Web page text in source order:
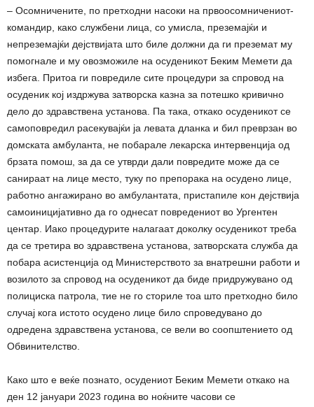
– Осомничените, по претходни насоки на првоосомничениот-
командир, како службени лица, со умисла, преземајќи и
непреземајќи дејствијата што биле должни да ги преземат му
помогнале и му овозможиле на осуденикот Беким Мемети да
избега. Притоа ги повредиле сите процедури за спровод на
осуденик кој издржува затворска казна за потешко кривично
дело до здравствена установа. Па така, откако осуденикот се
самоповредил расекувајќи ја левата дланка и бил преврзан во
домската амбуланта, не побарале лекарска интервенција од
брзата помош, за да се утврди дали повредите може да се
санираат на лице место, туку по препорака на осудено лице,
работно ангажирано во амбулантата, пристапиле кон дејствија
самоиницијативно да го однесат повредениот во Ургентен
центар. Иако процедурите налагаат доколку осуденикот треба
да се третира во здравствена установа, затворската служба да
побара асистенција од Министерството за внатрешни работи и
возилото за спровод на осуденикот да биде придружувано од
полициска патрола, тие не го сториле тоа што претходно било
случај кога истото осудено лице било спроведувано до
одредена здравствена установа, се вели во соопштението од
Обвинителство.
Како што е веќе познато, осудениот Беким Мемети откако на
ден 12 јануари 2023 година во ноќните часови се